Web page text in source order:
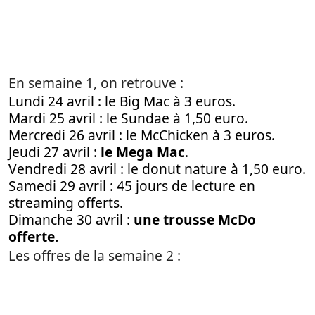
En semaine 1, on retrouve :
Lundi 24 avril : le Big Mac à 3 euros.
Mardi 25 avril : le Sundae à 1,50 euro.
Mercredi 26 avril : le McChicken à 3 euros.
Jeudi 27 avril : le Mega Mac.
Vendredi 28 avril : le donut nature à 1,50 euro.
Samedi 29 avril : 45 jours de lecture en
streaming offerts.
Dimanche 30 avril : une trousse McDo
offerte.
Les offres de la semaine 2 :